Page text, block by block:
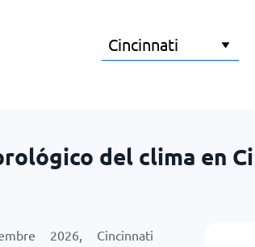
del clima en
2026, Cincinnati